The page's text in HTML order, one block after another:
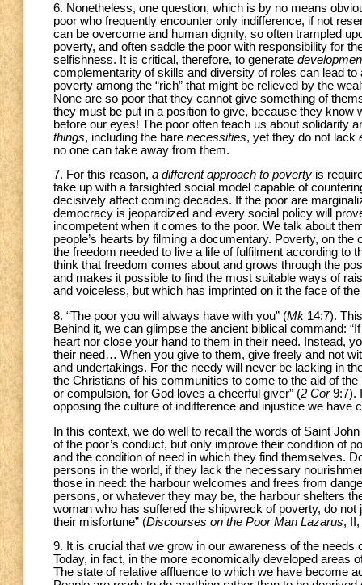
6. Nonetheless, one question, which is by no means
poor who frequently encounter only indifference, if not
can be overcome and human dignity, so often trampled
poverty, and often saddle the poor with responsibility for
selfishness. It is critical, therefore, to generate
complementarity of skills and diversity of roles can lead
poverty among the “rich” that might be relieved by the
None are so poor that they cannot give something of
they must be put in a position to give, because they
before our eyes! The poor often teach us about solidarity
things, including the bare necessities, yet they do not lack
no one can take away from them.
7. For this reason, a different approach to poverty is
take up with a farsighted social model capable of
decisively affect coming decades. If the poor are
democracy is jeopardized and every social policy will
incompetent when it comes to the poor. We talk about
people’s hearts by filming a documentary. Poverty, on
the freedom needed to live a life of fulfilment according to
think that freedom comes about and grows through the
and makes it possible to find the most suitable ways of
and voiceless, but which has imprinted on it the face of
8. “The poor you will always have with you” (Mk 14:7).
Behind it, we can glimpse the ancient biblical command:
heart nor close your hand to them in their need. Instead,
their need… When you give to them, give freely and not
and undertakings. For the needy will never be lacking in
the Christians of his communities to come to the aid of
or compulsion, for God loves a cheerful giver” (2 Cor9:7).
opposing the culture of indifference and injustice we have
In this context, we do well to recall the words of Saint
of the poor’s conduct, but only improve their condition of
and the condition of need in which they find themselves.
persons in the world, if they lack the necessary
those in need: the harbour welcomes and frees from
persons, or whatever they may be, the harbour shelters
woman who has suffered the shipwreck of poverty, do
their misfortune” (Discourses on the Poor Man Lazarus,
9. It is crucial that we grow in our awareness of the
Today, in fact, in the more economically developed areas
The state of relative affluence to which we have become